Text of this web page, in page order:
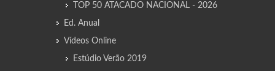
TOP 50 ATACADO NACIONAL - 2026
Ed. Anual
Vídeos Online
Estúdio Verão 2019